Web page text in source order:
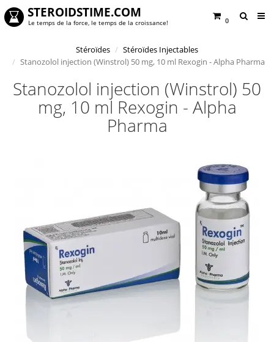
0
STEROIDSTIME.COM
Le temps de la force, le temps de la croissance!
Stéroïdes
Stéroïdes Injectables
Stanozolol injection (Winstrol) 50 mg, 10 ml Rexogin - Alpha Pharma
Stanozolol injection (Winstrol) 50
mg, 10 ml Rexogin - Alpha
Pharma